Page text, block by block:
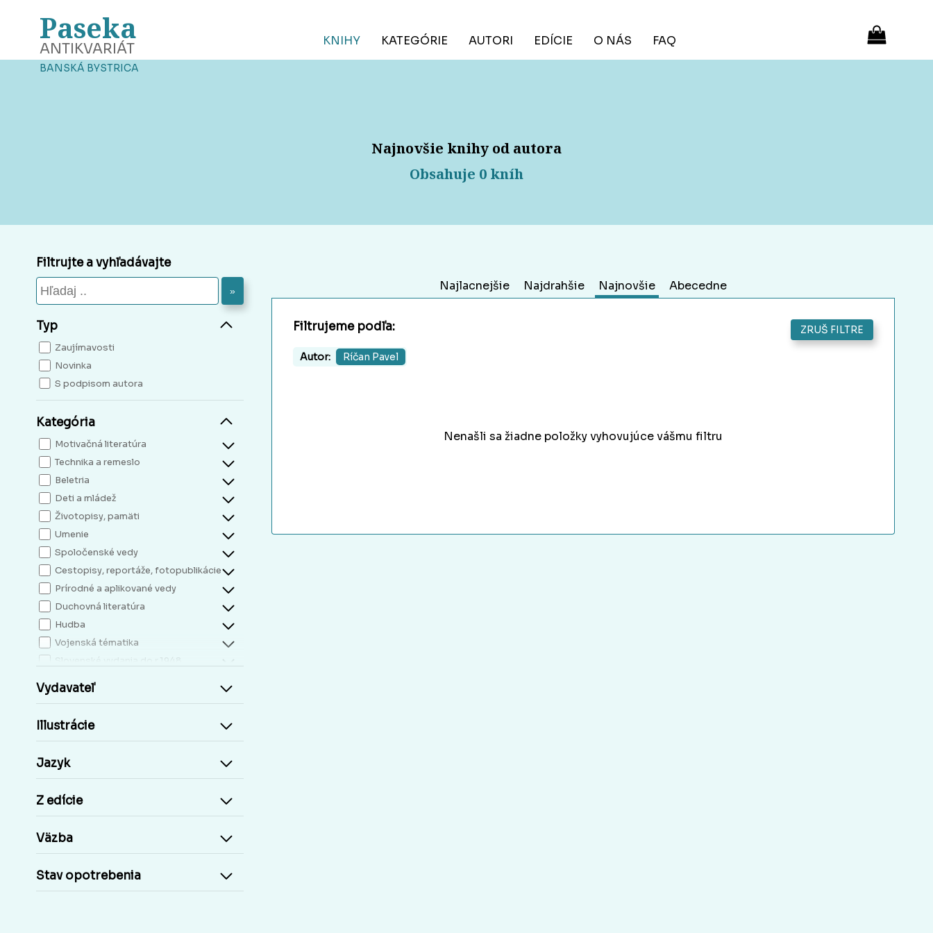
Paseka
ANTIKVARIÁT
BANSKÁ BYSTRICA
KNIHY KATEGÓRIE AUTORI EDÍCIE O NÁS FAQ
Najnovšie knihy od autora
Obsahuje 0 kníh
Filtrujte a vyhľadávajte
»
Typ
Zaujímavosti
Novinka
S podpisom autora
Kategória
Motivačná literatúra
Technika a remeslo
Beletria
Deti a mládež
Životopisy, pamäti
Umenie
Spoločenské vedy
Cestopisy, reportáže, fotopublikácie
Prírodné a aplikované vedy
Duchovná literatúra
Hudba
Vojenská tématika
Slovenské vydania do r.1948
Kresťanská literatúra
Príroda a človek
Cudzie jazyky, učebnice a slovníky
Učebnice základná škola
Staré tlače, Early prints
Časopisy a noviny
Vydavateľ
Illustrácie
Jazyk
Z edície
Väzba
Stav opotrebenia
Najlacnejšie Najdrahšie Najnovšie Abecedne
Filtrujeme podľa: ZRUŠ FILTRE
Autor: Ríčan Pavel
Nenašli sa žiadne položky vyhovujúce vášmu filtru